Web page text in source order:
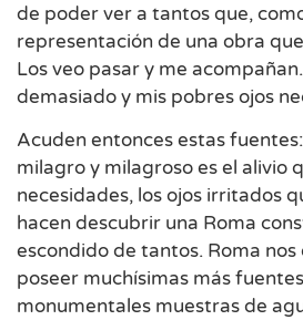
de poder ver a tantos que,
representación de una obra
Los veo pasar y me
demasiado y mis pobres ojos
Acuden entonces estas
milagro y milagroso es el alivio
necesidades, los ojos irritados
hacen descubrir una Roma
escondido de tantos. Roma
poseer muchísimas más
monumentales muestras de